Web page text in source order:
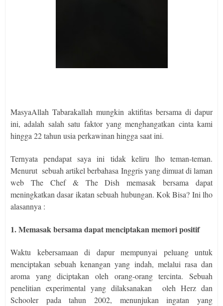
MasyaAllah Tabarakallah mungkin aktifitas bersama di dapur
ini, adalah salah satu faktor yang menghangatkan cinta kami
hingga 22 tahun usia perkawinan hingga saat ini.
Ternyata pendapat saya ini tidak keliru lho teman-teman.
Menurut sebuah artikel berbahasa Inggris yang dimuat di laman
web The Chef & The Dish memasak bersama dapat
meningkatkan dasar ikatan sebuah hubungan. Kok Bisa? Ini lho
alasannya :
1. Memasak bersama dapat menciptakan memori positif
Waktu kebersamaan di dapur mempunyai peluang untuk
menciptakan sebuah kenangan yang indah, melalui rasa dan
aroma yang diciptakan oleh orang-orang tercinta. Sebuah
penelitian experimental yang dilaksanakan
oleh Herz dan
Schooler pada tahun 2002, menunjukan ingatan yang